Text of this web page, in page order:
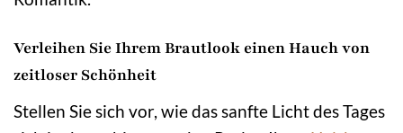
Verleihen Sie Ihrem Brautlook einen Hauch von
zeitloser Schönheit
Stellen Sie sich vor, wie das sanfte Licht des Tages